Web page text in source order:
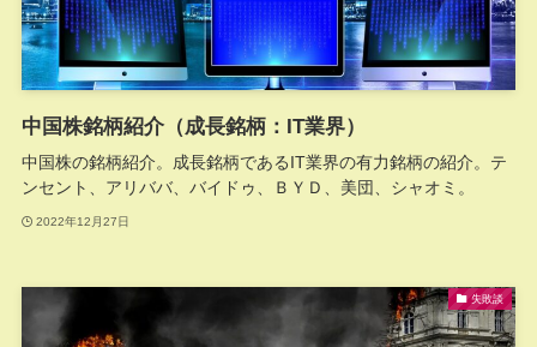
中国株銘柄紹介（成長銘柄：IT業界）
中国株の銘柄紹介。成長銘柄であるIT業界の有力銘柄の紹介。テ
ンセント、アリババ、バイドゥ、ＢＹＤ、美団、シャオミ。
2022年12月27日
失敗談